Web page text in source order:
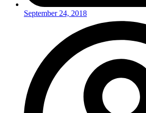
September 24, 2018